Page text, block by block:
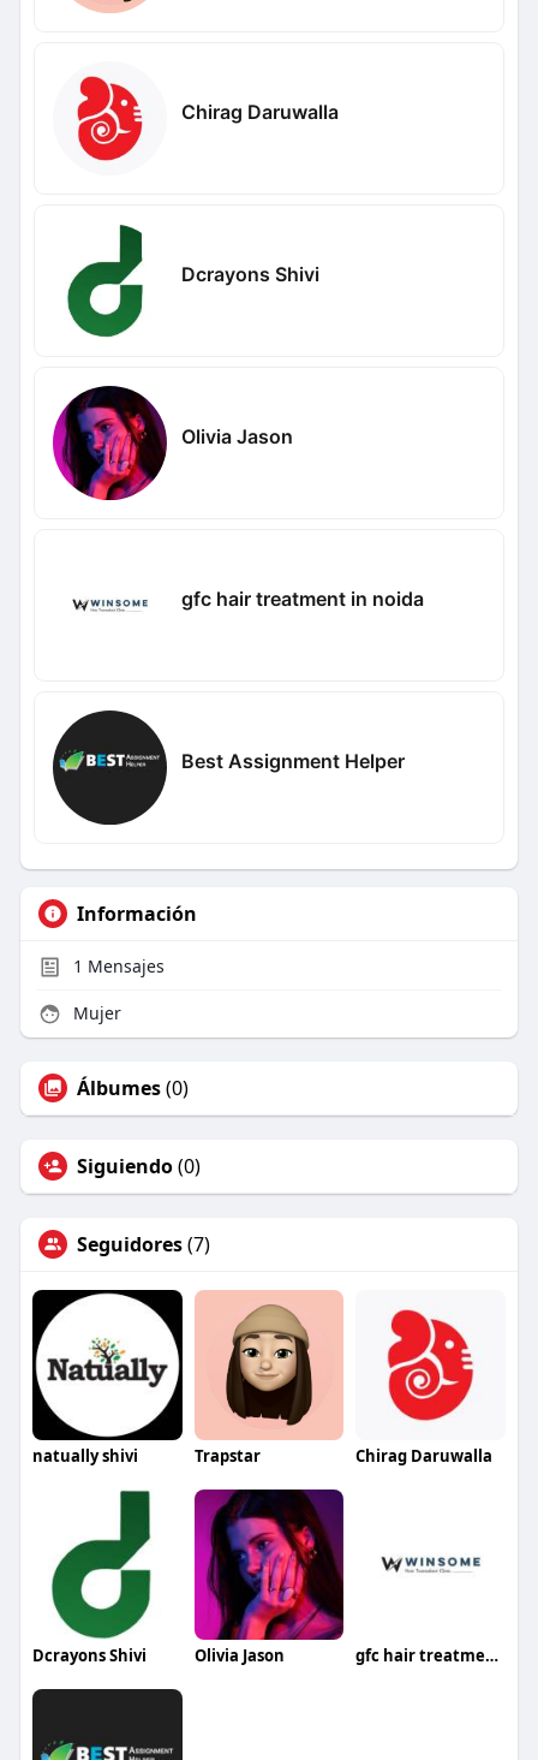
Chirag Daruwalla
Dcrayons Shivi
Olivia Jason
gfc hair treatment in noida
Best Assignment Helper
Información
1 Mensajes
Mujer
Álbumes(0)
Siguiendo(0)
Seguidores(7)
natually shivi Trapstar Chirag Daruwalla
Dcrayons Shivi Olivia Jason gfc hair treatment in noida